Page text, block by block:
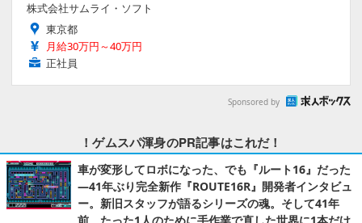
株式会社サムライ・ソフト
東京都
月給30万円～40万円
正社員
Sponsored by
！ゲムスパ渾身のPR記事はこれだ！
車が変形してロボになった、でも『ルート16』だった
―41年ぶり完全新作『ROUTE16R』開発者インタビュ
ー。新旧スタッフが語るシリーズの魂。そして41年